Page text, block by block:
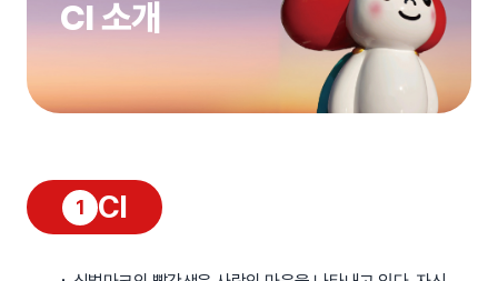
CI 소개
1 CI